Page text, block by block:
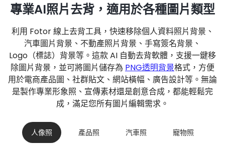
專業AI照片去背，適用於各種圖片類型
利用 Fotor 線上去背工具，快速移除個人資料照片背景、
汽車圖片背景、不動產照片背景、手寫簽名背景、
Logo（標誌）背景等。這款 AI 自動去背軟體，支援一鍵移
除圖片背景，並可將圖片儲存為 PNG透明背景格式，方便
用於電商產品圖、社群貼文、網站橫幅、廣告設計等。無論
是製作專業形象照、宣傳素材還是創意合成，都能輕鬆完
成，滿足您所有圖片編輯需求。
人像照 產品照 汽車照 寵物照